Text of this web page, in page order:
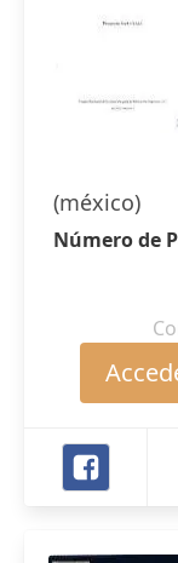
(méxico)
Número de